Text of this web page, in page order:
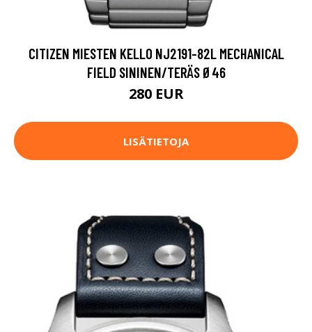
CITIZEN MIESTEN KELLO NJ2191-82L MECHANICAL
FIELD SININEN/TERÄS Ø46
280 EUR
LISÄTIETOJA